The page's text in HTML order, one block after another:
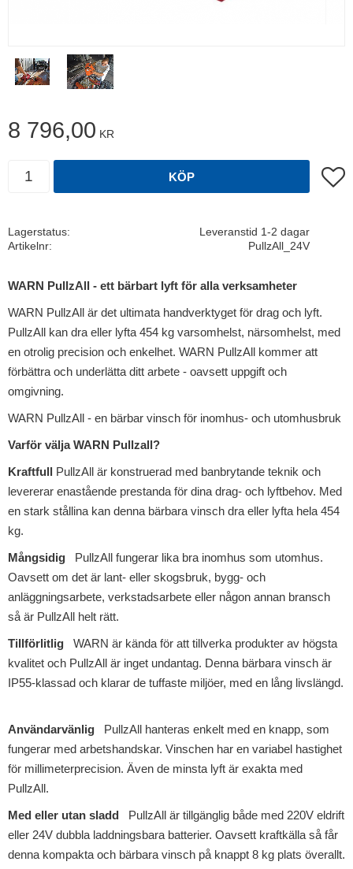
8 796,00 KR
KÖP Lägg
Lagerstatus
Leveranstid 1-2 dagar
Artikelnr
PullzAll_24V
WARN PullzAll - ett bärbart lyft för alla verksamheter
WARN PullzAll är det ultimata handverktyget för drag och lyft.
PullzAll kan dra eller lyfta 454 kg varsomhelst, närsomhelst, med
en otrolig precision och enkelhet. WARN PullzAll kommer att
förbättra och underlätta ditt arbete - oavsett uppgift och
omgivning.
WARN PullzAll - en bärbar vinsch för inomhus- och utomhusbruk
Varför välja WARN Pullzall?
Kraftfull PullzAll är konstruerad med banbrytande teknik och
levererar enastående prestanda för dina drag- och lyftbehov. Med
en stark stållina kan denna bärbara vinsch dra eller lyfta hela 454
kg.
Mångsidig PullzAll fungerar lika bra inomhus som utomhus.
Oavsett om det är lant- eller skogsbruk, bygg- och
anläggningsarbete, verkstadsarbete eller någon annan bransch
så är PullzAll helt rätt.
Tillförlitlig WARN är kända för att tillverka produkter av högsta
kvalitet och PullzAll är inget undantag. Denna bärbara vinsch är
IP55-klassad och klarar de tuffaste miljöer, med en lång livslängd.
Användarvänlig PullzAll hanteras enkelt med en knapp, som
fungerar med arbetshandskar. Vinschen har en variabel hastighet
för millimeterprecision. Även de minsta lyft är exakta med
PullzAll.
Med eller utan sladd PullzAll är tillgänglig både med 220V eldrift
eller 24V dubbla laddningsbara batterier. Oavsett kraftkälla så får
denna kompakta och bärbara vinsch på knappt 8 kg plats överallt.